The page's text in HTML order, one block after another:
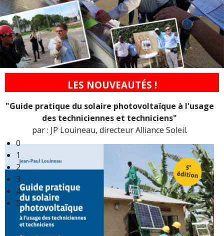
LES NOUVEAUTÉS !
"Guide pratique du solaire photovoltaïque à l'usage
des techniciennes et techniciens"
par : JP Louineau, directeur Alliance Soleil.